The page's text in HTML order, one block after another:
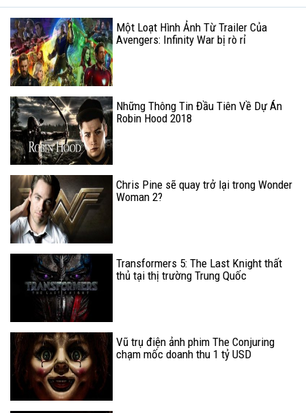
Một Loạt Hình Ảnh Từ Trailer Của
Avengers: Infinity War bị rò rỉ
Những Thông Tin Đầu Tiên Về Dự Án
Robin Hood 2018
Chris Pine sẽ quay trở lại trong Wonder
Woman 2?
Transformers 5: The Last Knight thất
thủ tại thị trường Trung Quốc
Vũ trụ điện ảnh phim The Conjuring
chạm mốc doanh thu 1 tỷ USD